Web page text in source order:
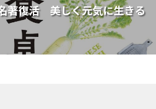
著復活 美しく元気に生きる